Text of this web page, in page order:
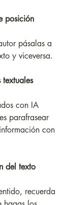
posición
pásalas a
y viceversa.
textuales
con IA
parafrasear
con
del texto
recuerda